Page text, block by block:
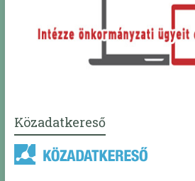
Közadatkereső